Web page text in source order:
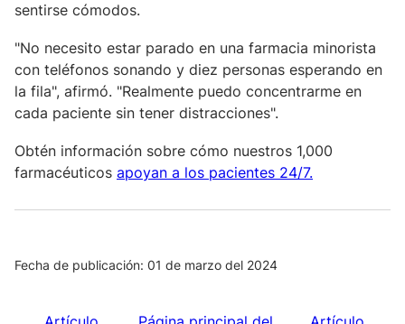
sentirse cómodos.
"No necesito estar parado en una farmacia minorista
con teléfonos sonando y diez personas esperando en
la fila", afirmó. "Realmente puedo concentrarme en
cada paciente sin tener distracciones".
Obtén información sobre cómo nuestros 1,000
farmacéuticos apoyan a los pacientes 24/7.
Fecha de publicación: 01 de marzo del 2024